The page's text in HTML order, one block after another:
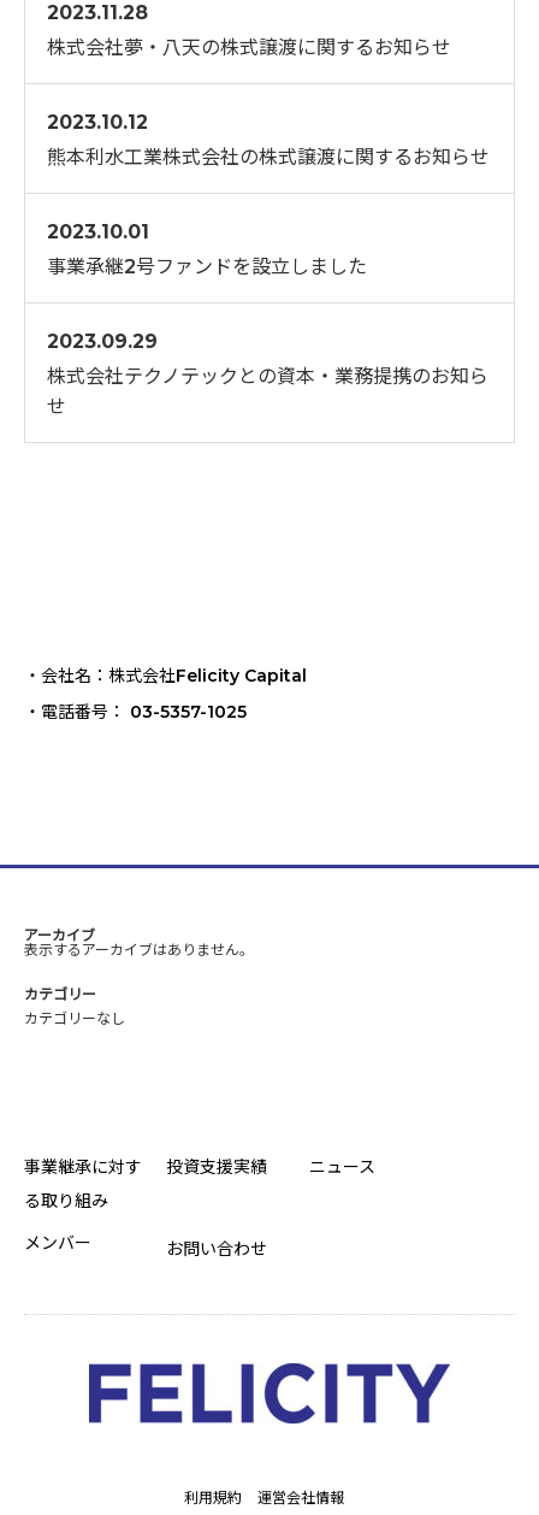
2023.11.28
株式会社夢・八天の株式譲渡に関するお知らせ
2023.10.12
熊本利水工業株式会社の株式譲渡に関するお知らせ
2023.10.01
事業承継2号ファンドを設立しました
2023.09.29
株式会社テクノテックとの資本・業務提携のお知ら
せ
・会社名：株式会社Felicity Capital
・電話番号： 03-5357-1025
アーカイブ
表示するアーカイブはありません。
カテゴリー
カテゴリーなし
事業継承に対す
る取り組み
メンバー
投資支援実績 ニュース
お問い合わせ
利用規約 運営会社情報